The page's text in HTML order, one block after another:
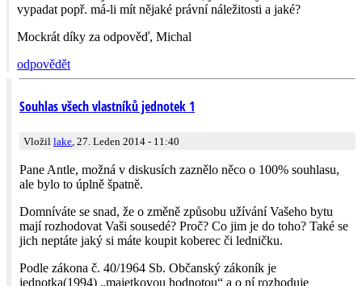
vypadat popř. má-li mít nějaké právní náležitosti a jaké?
Mockrát díky za odpověď, Michal
odpovědět
Souhlas všech vlastníků jednotek 1
Vložil lake , 27. Leden 2014 - 11:40
Pane Antle, možná v diskusích zaznělo něco o 100% souhlasu,
ale bylo to úplně špatně.
Domníváte se snad, že o změně způsobu užívání Vašeho bytu
mají rozhodovat Vaši sousedé? Proč? Co jim je do toho? Také se
jich neptáte jaký si máte koupit koberec či ledničku.
Podle zákona č. 40/1964 Sb. Občanský zákoník je
jednotka(1994) „majetkovou hodnotou“ a o ní rozhoduje